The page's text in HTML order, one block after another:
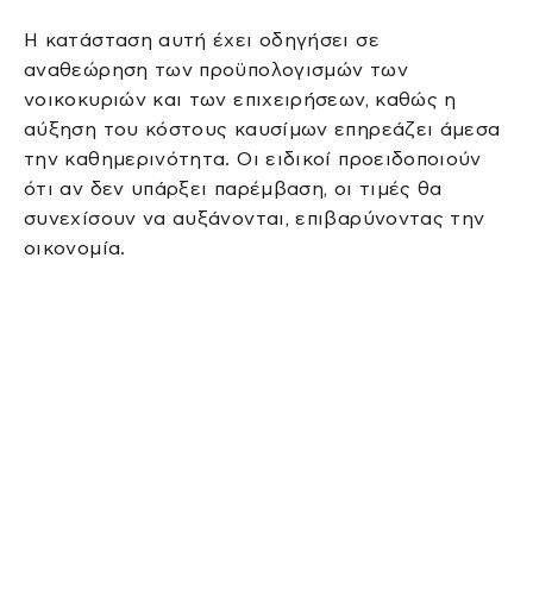
Η κατάσταση αυτή έχει οδηγήσει σε
αναθεώρηση των προϋπολογισμών των
νοικοκυριών και των επιχειρήσεων, καθώς η
αύξηση του κόστους καυσίμων επηρεάζει άμεσα
την καθημερινότητα. Οι ειδικοί προειδοποιούν
ότι αν δεν υπάρξει παρέμβαση, οι τιμές θα
συνεχίσουν να αυξάνονται, επιβαρύνοντας την
οικονομία.